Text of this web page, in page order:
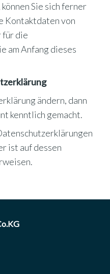
Sie sich ferner
Kontaktdaten von
für die
am Anfang dieses
ändern, dann
kenntlich gemacht.
ist auf dessen